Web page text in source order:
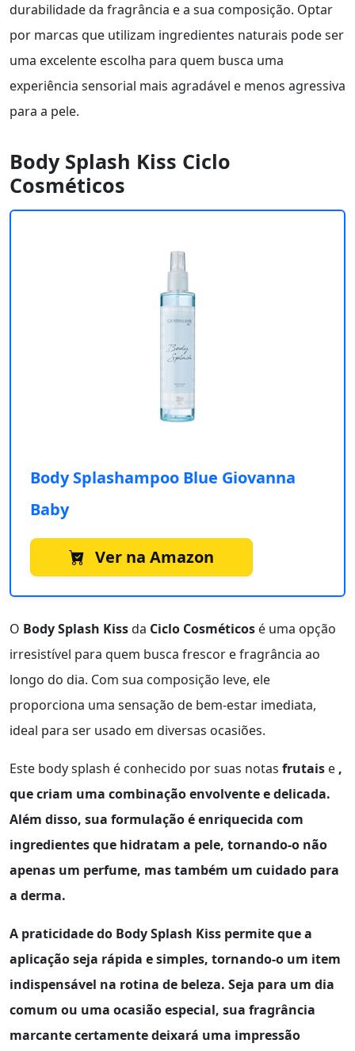
durabilidade da fragrância e a sua composição. Optar
por marcas que utilizam ingredientes naturais pode ser
uma excelente escolha para quem busca uma
experiência sensorial mais agradável e menos agressiva
para a pele.
Body Splash Kiss Ciclo
Cosméticos
Body Splashampoo Blue Giovanna
Baby
Ver na Amazon
O Body Splash Kissda Ciclo Cosméticos é uma opção
irresistível para quem busca frescor e fragrância ao
longo do dia. Com sua composição leve, ele
proporciona uma sensação de bem-estar imediata,
ideal para ser usado em diversas ocasiões.
Este body splash é conhecido por suas notas frutais e ,
que criam uma combinação envolvente e delicada.
Além disso, sua formulação é enriquecida com
ingredientes que hidratam a pele, tornando-o não
apenas um perfume, mas também um cuidado para
a derma.
A praticidade do Body Splash Kiss permite que a
aplicação seja rápida e simples, tornando-o um item
indispensável na rotina de beleza. Seja para um dia
comum ou uma ocasião especial, sua fragrância
marcante certamente deixará uma impressão